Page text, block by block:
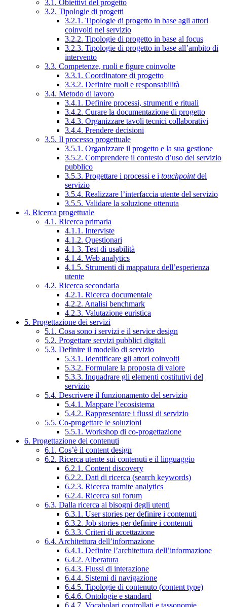
3.1. Obiettivi del progetto
3.2. Tipologie di progetti
3.2.1. Tipologie di progetto in base agli attori
coinvolti nel servizio
3.2.2. Tipologie di progetto in base al focus
3.2.3. Tipologie di progetto in base all’ambito di
intervento
3.3. Competenze, ruoli e figure coinvolte
3.3.1. Coordinatore di progetto
3.3.2. Definire ruoli e responsabilità
3.4. Metodo di lavoro
3.4.1. Definire processi, strumenti e rituali
3.4.2. Curare la documentazione di progetto
3.4.3. Organizzare tavoli tecnici collaborativi
3.4.4. Prendere decisioni
3.5. Il processo progettuale
3.5.1. Organizzare il progetto e la sua gestione
3.5.2. Comprendere il contesto d’uso del servizio
pubblico
3.5.3. Progettare i processi e i touchpointdel
servizio
3.5.4. Realizzare l’interfaccia utente del servizio
3.5.5. Validare la soluzione ottenuta
4. Ricerca progettuale
4.1. Ricerca primaria
4.1.1. Interviste
4.1.2. Questionari
4.1.3. Test di usabilità
4.1.4. Web analytics
4.1.5. Strumenti di mappatura dell’esperienza
utente
4.2. Ricerca secondaria
4.2.1. Ricerca documentale
4.2.2. Analisi benchmark
4.2.3. Valutazione euristica
5. Progettazione dei servizi
5.1. Cosa sono i servizi e il service design
5.2. Progettare servizi pubblici digitali
5.3. Definire il modello di servizio
5.3.1. Identificare gli attori coinvolti
5.3.2. Formulare la proposta di valore
5.3.3. Inquadrare gli elementi costitutivi del
servizio
5.4. Descrivere il funzionamento del servizio
5.4.1. Mappare l’ecosistema
5.4.2. Rappresentare i flussi di servizio
5.5. Co-progettare le soluzioni
5.5.1. Workshop di co-progettazione
6. Progettazione dei contenuti
6.1. Cos’è il content design
6.2. Ricerca utente sui contenuti e il linguaggio
6.2.1. Content discovery
6.2.2. Dati di ricerca (search keywords)
6.2.3. Ricerca tramite analytics
6.2.4. Ricerca sui forum
6.3. Dalla ricerca ai bisogni degli utenti
6.3.1. User stories per definire i contenuti
6.3.2. Job stories per definire i contenuti
6.3.3. Criteri di accettazione
6.4. Architettura dell’informazione
6.4.1. Definire l’architettura dell’informazione
6.4.2. Alberatura
6.4.3. Flussi di interazione
6.4.4. Sistemi di navigazione
6.4.5. Tipologie di contenuto (content type)
6.4.6. Ontologie e standard
6.4.7. Vocabolari controllati e tassonomie